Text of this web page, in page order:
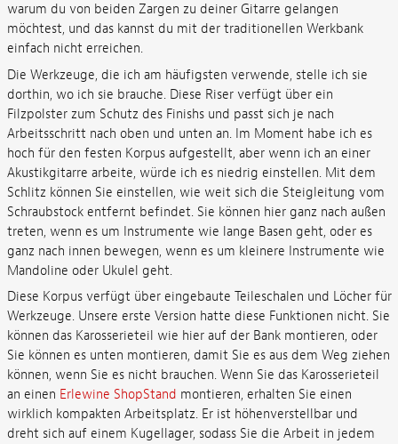
warum du von beiden Zargen zu deiner Gitarre gelangen
möchtest, und das kannst du mit der traditionellen Werkbank
einfach nicht erreichen.
Die Werkzeuge, die ich am häufigsten verwende, stelle ich sie
dorthin, wo ich sie brauche. Diese Riser verfügt über ein
Filzpolster zum Schutz des Finishs und passt sich je nach
Arbeitsschritt nach oben und unten an. Im Moment habe ich es
hoch für den festen Korpus aufgestellt, aber wenn ich an einer
Akustikgitarre arbeite, würde ich es niedrig einstellen. Mit dem
Schlitz können Sie einstellen, wie weit sich die Steigleitung vom
Schraubstock entfernt befindet. Sie können hier ganz nach außen
treten, wenn es um Instrumente wie lange Basen geht, oder es
ganz nach innen bewegen, wenn es um kleinere Instrumente wie
Mandoline oder Ukulel geht.
Diese Korpus verfügt über eingebaute Teileschalen und Löcher für
Werkzeuge. Unsere erste Version hatte diese Funktionen nicht. Sie
können das Karosserieteil wie hier auf der Bank montieren, oder
Sie können es unten montieren, damit Sie es aus dem Weg ziehen
können, wenn Sie es nicht brauchen. Wenn Sie das Karosserieteil
an einen Erlewine ShopStand montieren, erhalten Sie einen
wirklich kompakten Arbeitsplatz. Er ist höhenverstellbar und
dreht sich auf einem Kugellager, sodass Sie die Arbeit in jedem